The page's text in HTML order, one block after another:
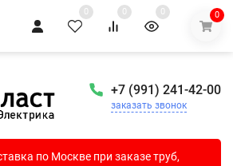
0 0 0 0
+7 (991) 241-42-00
заказать звонок
по Москве при заказе труб,